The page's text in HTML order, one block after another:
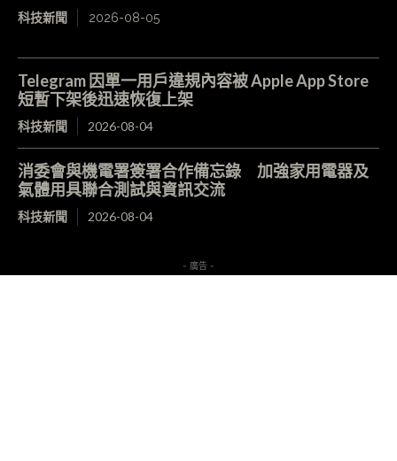
科技新聞 2026-08-05
Telegram 因單一用戶違規內容被 Apple App Store
短暫下架後迅速恢復上架
科技新聞 2026-08-04
消委會與機電署簽署合作備忘錄 加強家用電器及
氣體用具聯合測試與資訊交流
科技新聞 2026-08-04
- 廣告 -